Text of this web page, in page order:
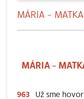
MÁRIA –
MÁRIA –
963 Už sme